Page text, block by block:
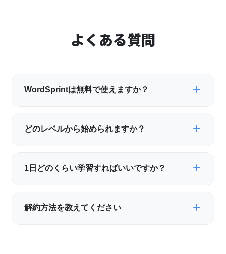
よくある質問
WordSprintは無料で使えますか？
基本機能は無料でお使いいただけます。プレミアム
プランでは、全単語へのアクセス、詳細な学習統計
体験もあり、体験後に自動課金されることはありま
どのレベルから始められますか？
英語初心者からIELTS 7.0以上を目指す上級者まで、
幅広いレベルに対応しています。初回の診断テスト
1日どのくらい学習すればいいですか？
1日10〜15分程度の学習を推奨しています。忘却曲
線に基づいて最適なタイミングで復習問題が出題さ
解約方法を教えてください